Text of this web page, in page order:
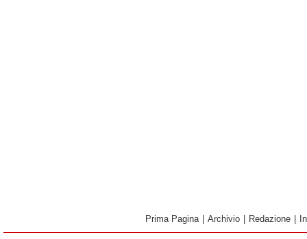
Prima Pagina Archivio Redazione